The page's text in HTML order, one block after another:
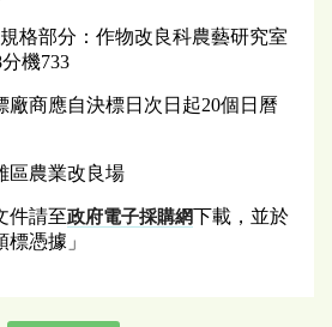
物改良科農藝研究室
機733
廠商應自決標日次日起20個日曆
區農業改良場
件請至政府電子採購網下載，並於
憑據」